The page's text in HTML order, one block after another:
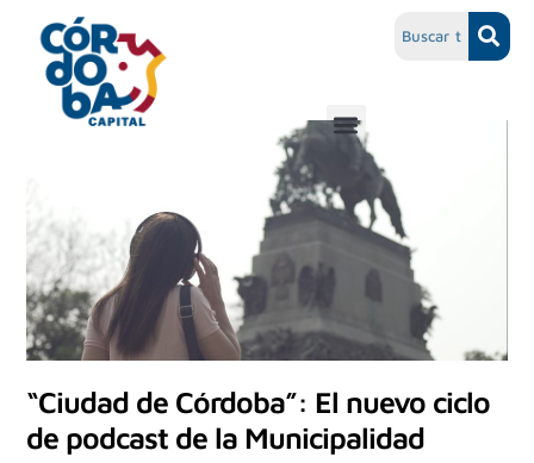
“Ciudad de Córdoba”: El nuevo ciclo
de podcast de la Municipalidad